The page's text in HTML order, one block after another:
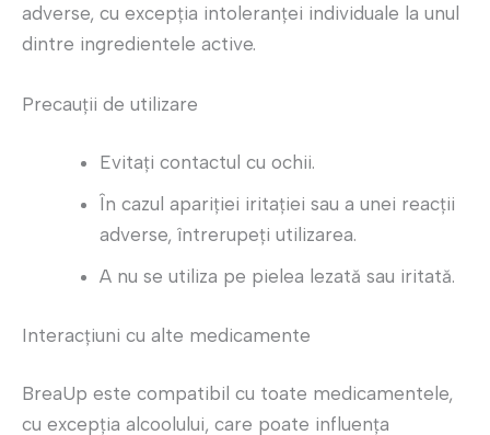
adverse, cu excepția intoleranței individuale la unul
dintre ingredientele active.
Precauții de utilizare
Evitați contactul cu ochii.
În cazul apariției iritației sau a unei reacții
adverse, întrerupeți utilizarea.
A nu se utiliza pe pielea lezată sau iritată.
Interacțiuni cu alte medicamente
BreaUp este compatibil cu toate medicamentele,
cu excepția alcoolului, care poate influența